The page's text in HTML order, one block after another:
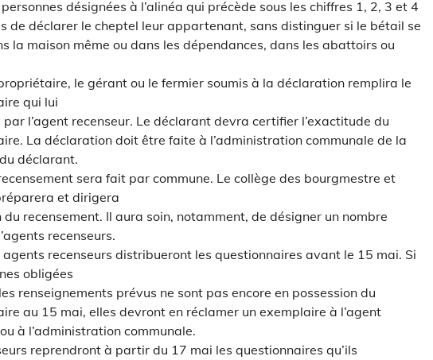
désignées à l’alinéa qui précède sous les chiffres 1, 2, 3 et 4
de déclarer le cheptel leur appartenant, sans distinguer si le bétail se
la maison même ou dans les dépendances, dans les abattoirs ou
le gérant ou le fermier soumis à la déclaration remplira le
qui lui
par l’agent recenseur. Le déclarant devra certifier l’exactitude du
La déclaration doit être faite à l’administration communale de la
déclarant.
sera fait par commune. Le collège des bourgmestre et
et dirigera
du recensement. Il aura soin, notamment, de désigner un nombre
recenseurs.
recenseurs distribueront les questionnaires avant le 15 mai. Si
obligées
renseignements prévus ne sont pas encore en possession du
au 15 mai, elles devront en réclamer un exemplaire à l’agent
à l’administration communale.
reprendront à partir du 17 mai les questionnaires qu’ils